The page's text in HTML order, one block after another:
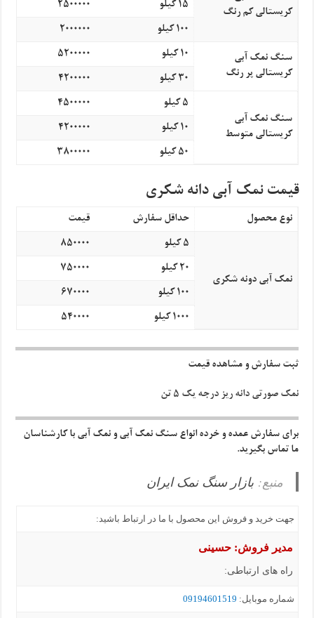
کریستالی کم رنگ
15 کیلو 2500000
100 کیلو 2000000
سنگ نمک آبی
کریستالی پر رنگ
10 کیلو 5200000
30 کیلو 4200000
سنگ نمک آبی
کریستالی متوسط
5 کیلو 4500000
10 کیلو 4200000
50 کیلو 3800000
قیمت نمک آبی دانه شکری
نوع محصول حداقل سفارش قیمت
نمک آبی دونه شکری
5 کیلو 850000
20 کیلو 750000
100 کیلو 670000
1000 کیلو 540000
ثبت سفارش و مشاهده قیمت
نمک صورتی دانه ریز درجه یک 5 تن
برای سفارش عمده و خرده انواع سنگ نمک آبی و نمک آبی با کارشناسان
ما تماس بگیرید.
منبع:بازار سنگ نمک ایران
جهت خرید و فروش این محصول با ما در ارتباط باشید:
مدیر فروش: حسینی
راه های ارتباطی:
شماره موبايل: 09194601519